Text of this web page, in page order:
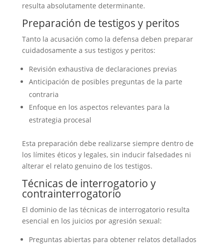
resulta absolutamente determinante.
Preparación de testigos y peritos
Tanto la acusación como la defensa deben preparar
cuidadosamente a sus testigos y peritos:
Revisión exhaustiva de declaraciones previas
Anticipación de posibles preguntas de la parte
contraria
Enfoque en los aspectos relevantes para la
estrategia procesal
Esta preparación debe realizarse siempre dentro de
los límites éticos y legales, sin inducir falsedades ni
alterar el relato genuino de los testigos.
Técnicas de interrogatorio y
contrainterrogatorio
El dominio de las técnicas de interrogatorio resulta
esencial en los juicios por agresión sexual:
Preguntas abiertas para obtener relatos detallados